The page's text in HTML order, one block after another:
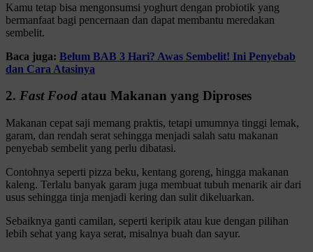
Kamu tetap bisa mengonsumsi yoghurt dengan probiotik yang
bermanfaat bagi pencernaan dan dapat membantu meredakan
sembelit.
Baca juga: Belum BAB 3 Hari? Awas Sembelit! Ini Penyebab
dan Cara Atasinya
2. Fast Food atau Makanan yang Diproses
Makanan cepat saji memang praktis, tetapi umumnya tinggi lemak,
garam, dan rendah serat sehingga menjadi salah satu makanan
penyebab sembelit yang perlu dibatasi.
Contohnya seperti pizza beku, kentang goreng, hingga makanan
kaleng. Terlalu banyak garam juga membuat tubuh menarik air dari
usus sehingga tinja menjadi kering dan sulit dikeluarkan.
Sebaiknya ganti camilan, seperti keripik atau kue dengan pilihan
lebih sehat yang kaya serat, misalnya buah dan sayur.